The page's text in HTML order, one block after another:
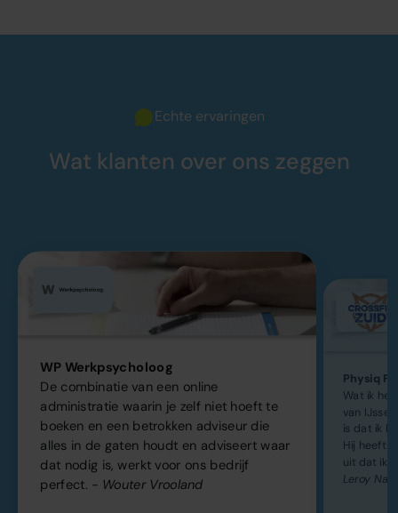
Echte ervaringen
Wat klanten over ons zeggen
WP Werkpsycholoog
De combinatie van een online
administratie waarin je zelf niet hoeft te
boeken en een betrokken adviseur die
alles in de gaten houdt en adviseert waar
dat nodig is, werkt voor ons bedrijf
perfect. - Wouter Vrooland
Physiq
Wat ik
van
is dat ik
Hij heeft
uit dat ik
Leroy